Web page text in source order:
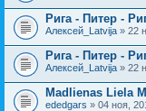
Рига - Питер -
Алексей_Latvija » 22
Рига - Питер -
Алексей_Latvija » 22
Madlienas Liela
ededgars » 04 ноя,